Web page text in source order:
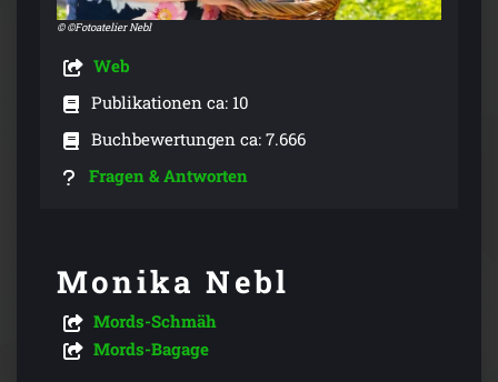
© ©Fotoatelier Nebl
Web
Publikationen ca: 10
Buchbewertungen ca: 7.666
Fragen & Antworten
Monika Nebl
Mords-Schmäh
Mords-Bagage